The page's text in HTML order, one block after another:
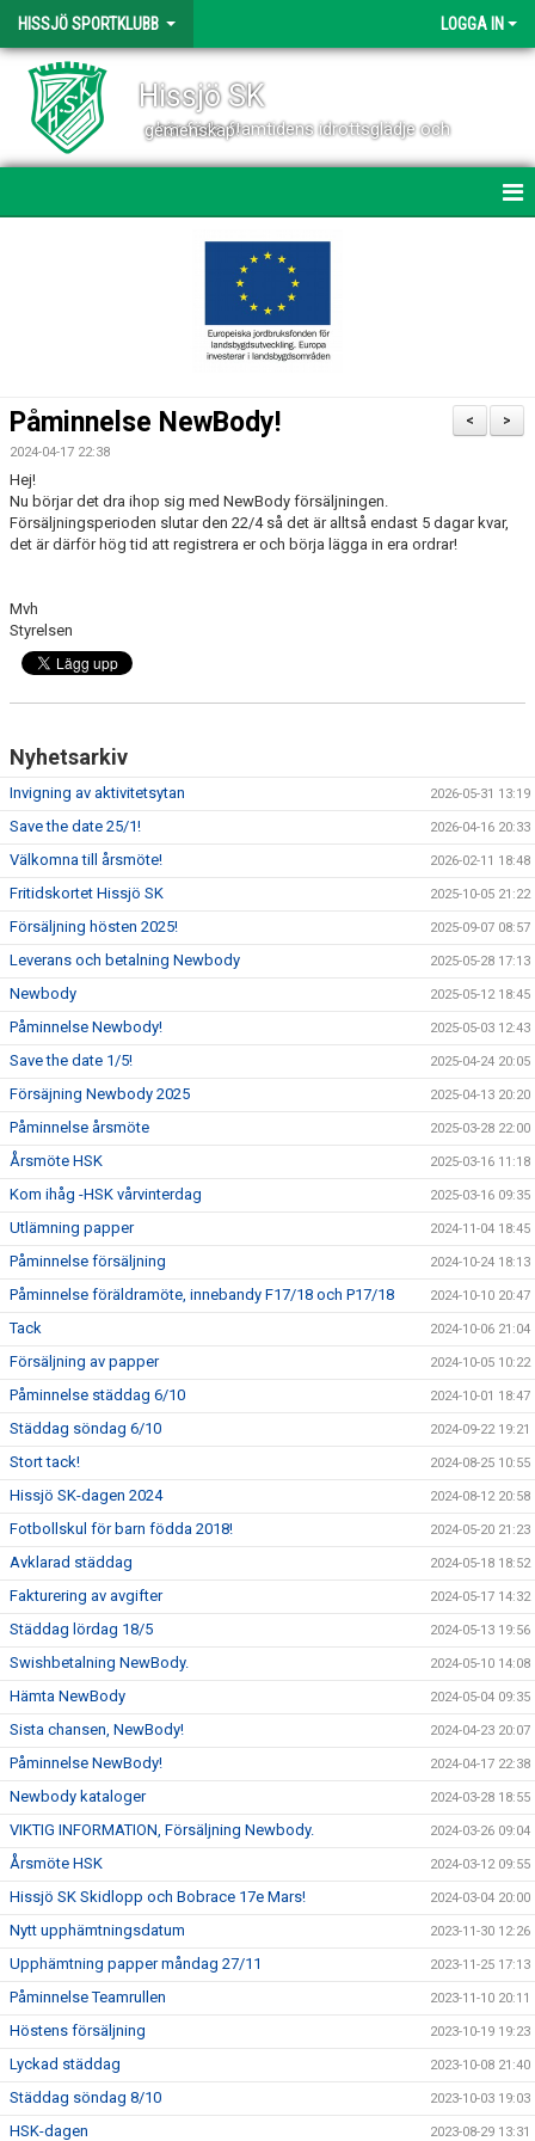
HISSJÖ SPORTKLUBB LOGGA IN
Hissjö SK
- här föds framtidens idrottsglädje och gemenskap!
VÄRDEGRUND OCH VERKSAMHETSIDÉ
KONTAKT
VÅRA LAG
KALENDER
BOKNINGAR
MATCHER
HYRA
DOKUMENT
>
<
Påminnelse NewBody!
2024-04-17 22:38
Hej!
Nu börjar det dra ihop sig med NewBody försäljningen.
Försäljningsperioden slutar den 22/4 så det är alltså endast 5 dagar kvar,
det är därför hög tid att registrera er och börja lägga in era ordrar!
Mvh
Styrelsen
Nyhetsarkiv
Invigning av aktivitetsytan 2026-05-31 13:19
Save the date 25/1! 2026-04-16 20:33
Välkomna till årsmöte! 2026-02-11 18:48
Fritidskortet Hissjö SK 2025-10-05 21:22
Försäljning hösten 2025! 2025-09-07 08:57
Leverans och betalning Newbody 2025-05-28 17:13
Newbody 2025-05-12 18:45
Påminnelse Newbody! 2025-05-03 12:43
Save the date 1/5! 2025-04-24 20:05
Försäjning Newbody 2025 2025-04-13 20:20
Påminnelse årsmöte 2025-03-28 22:00
Årsmöte HSK 2025-03-16 11:18
Kom ihåg -HSK vårvinterdag 2025-03-16 09:35
Utlämning papper 2024-11-04 18:45
Påminnelse försäljning 2024-10-24 18:13
Påminnelse föräldramöte, innebandy F17/18 och P17/18 2024-10-10 20:47
Tack 2024-10-06 21:04
Försäljning av papper 2024-10-05 10:22
Påminnelse städdag 6/10 2024-10-01 18:47
Städdag söndag 6/10 2024-09-22 19:21
Stort tack! 2024-08-25 10:55
Hissjö SK-dagen 2024 2024-08-12 20:58
Fotbollskul för barn födda 2018! 2024-05-20 21:23
Avklarad städdag 2024-05-18 18:52
Fakturering av avgifter 2024-05-17 14:32
Städdag lördag 18/5 2024-05-13 19:56
Swishbetalning NewBody. 2024-05-10 14:08
Hämta NewBody 2024-05-04 09:35
Sista chansen, NewBody! 2024-04-23 20:07
Påminnelse NewBody! 2024-04-17 22:38
Newbody kataloger 2024-03-28 18:55
VIKTIG INFORMATION, Försäljning Newbody. 2024-03-26 09:04
Årsmöte HSK 2024-03-12 09:55
Hissjö SK Skidlopp och Bobrace 17e Mars! 2024-03-04 20:00
Nytt upphämtningsdatum 2023-11-30 12:26
Upphämtning papper måndag 27/11 2023-11-25 17:13
Påminnelse Teamrullen 2023-11-10 20:11
Höstens försäljning 2023-10-19 19:23
Lyckad städdag 2023-10-08 21:40
Städdag söndag 8/10 2023-10-03 19:03
HSK-dagen 2023-08-29 13:31